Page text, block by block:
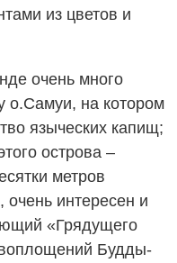
из цветов и
очень много
о.Самуи, на котором
языческих капищ;
острова –
метров
интересен и
«Грядущего
Будды-